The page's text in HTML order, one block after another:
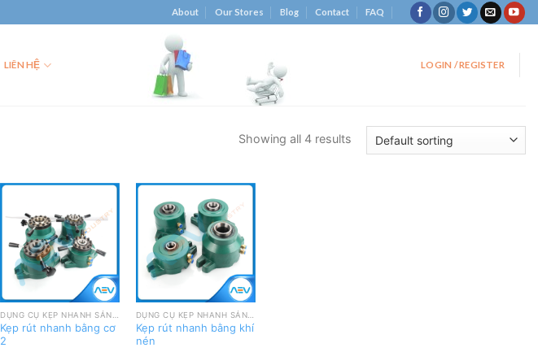
About Our Stores Blog Contact FAQ
LIÊN HỆ LOGIN / REGISTER
Showing all 4 results
Add
to
wishlist
Kẹp rút nhanh bằng cơ
2
Add
to
wishlist
Kẹp rút nhanh bằng khí
nén